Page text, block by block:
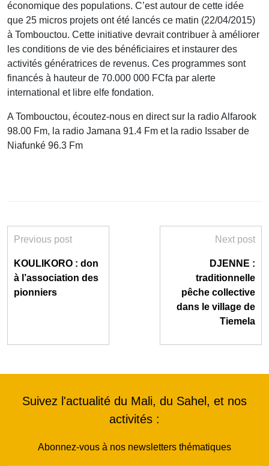
économique des populations. C’est autour de cette idée
que 25 micros projets ont été lancés ce matin (22/04/2015)
à Tombouctou. Cette initiative devrait contribuer à améliorer
les conditions de vie des bénéficiaires et instaurer des
activités génératrices de revenus. Ces programmes sont
financés à hauteur de 70.000 000 FCfa par alerte
international et libre elfe fondation.
A Tombouctou, écoutez-nous en direct sur la radio Alfarook
98.00 Fm, la radio Jamana 91.4 Fm et la radio Issaber de
Niafunké 96.3 Fm
Previous post
KOULIKORO : don
à l’association des
pionniers
Next post
DJENNE :
traditionnelle
pêche collective
dans le village de
Tiemela
Suivez l'actualité du Mali, du Sahel, et nos
activités :
Abonnez-vous à nos newsletters thématiques